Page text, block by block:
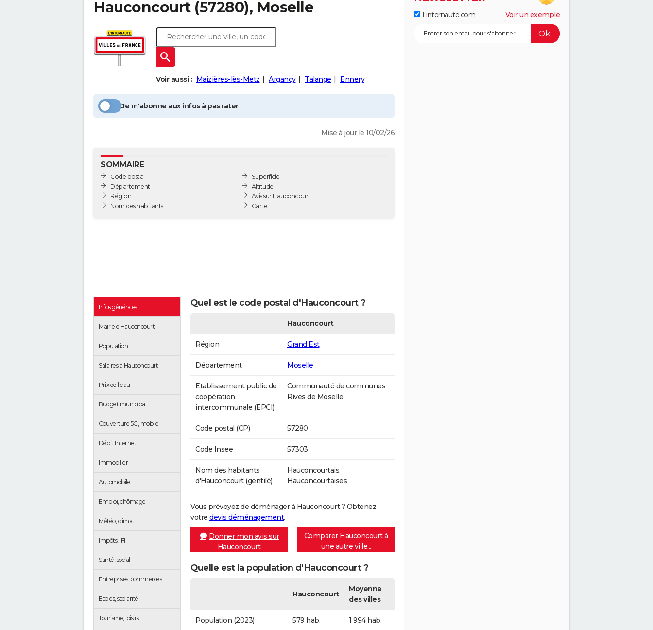
Hauconcourt(57280), Moselle
Voir aussi : Maizières-lès-Metz Argancy Talange Ennery
Je m'abonne aux infos à pas rater
Mise à jour le 10/02/26
SOMMAIRE
Code postal
Département
Région
Nom des habitants
Superficie
Altitude
Avis sur Hauconcourt
Carte
Infos générales
Mairie d'Hauconcourt
Population
Salaires à Hauconcourt
Prix de l'eau
Budget municipal
Couverture 5G, mobile
Débit Internet
Immobilier
Automobile
Emploi, chômage
Météo, climat
Impôts, IFI
Santé, social
Entreprises, commerces
Ecoles, scolarité
Tourisme, loisirs
Quel est le code postal d'Hauconcourt ?
Hauconcourt
Région Grand Est
Département Moselle
Etablissement public de
coopération
intercommunale (EPCI)
Communauté de communes
Rives de Moselle
Code postal (CP) 57280
Code Insee 57303
Nom des habitants
d'Hauconcourt (gentilé)
Hauconcourtais,
Hauconcourtaises
Vous prévoyez de déménager à Hauconcourt ? Obtenez
votre devis déménagement.
Donner mon avis sur
Hauconcourt
Comparer Hauconcourt à
une autre ville...
Quelle est la population d'Hauconcourt ?
Hauconcourt
Moyenne
des villes
Population (2023) 579 hab. 1 994 hab.
Linternaute.com Voir un exemple